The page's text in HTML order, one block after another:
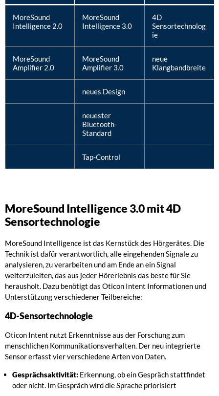
MoreSound
Intelligence 2.0
MoreSound
Intelligence 3.0
4D
Sensortechnolog
ie
MoreSound
Amplifier 2.0
MoreSound
Amplifier 3.0
neue
Klangbandbreite
neues Design
neuester
Bluetooth-
Standard
Tap-Control
MoreSound Intelligence 3.0 mit 4D
Sensortechnologie
MoreSound Intelligence ist das Kernstück des Hörgerätes. Die
Technik ist dafür verantwortlich, alle eingehenden Signale zu
analysieren, zu verarbeiten und am Ende an ein Signal
weiterzuleiten, das aus jeder Hörerlebnis das beste für Sie
herausholt. Dazu benötigt das Oticon Intent Informationen und
Unterstützung verschiedener Teilbereiche:
4D-Sensortechnologie
Oticon Intent nutzt Erkenntnisse aus der Forschung zum
menschlichen Kommunikationsverhalten. Der neu integrierte
Sensor erfasst vier verschiedene Arten von Daten.
Gesprächsaktivität: Erkennung, ob ein Gespräch stattfindet
oder nicht. Im Gespräch wird die Sprache priorisiert